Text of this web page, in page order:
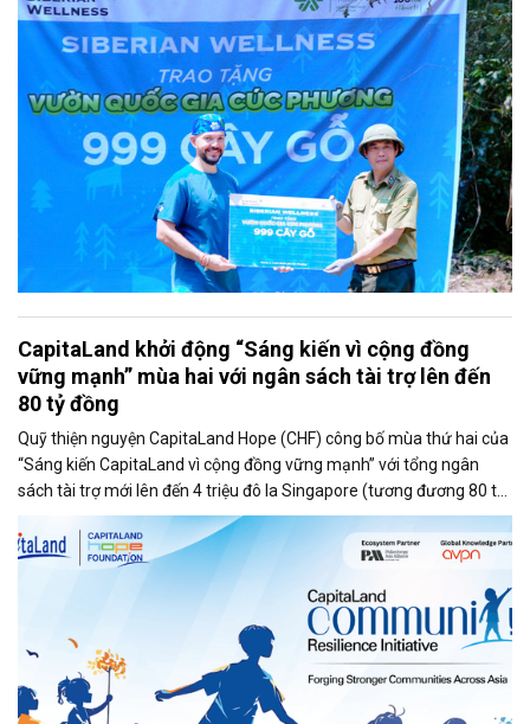
cầu Eco Project - Tái tạo 100 hecta rừng.
CapitaLand khởi động “Sáng kiến vì cộng đồng
vững mạnh” mùa hai với ngân sách tài trợ lên đến
80 tỷ đồng
Quỹ thiện nguyện CapitaLand Hope (CHF) công bố mùa thứ hai của
“Sáng kiến CapitaLand vì cộng đồng vững mạnh” với tổng ngân
sách tài trợ mới lên đến 4 triệu đô la Singapore (tương đương 80 tỷ
đồng, nhằm hỗ trợ nâng cao năng lực cho trẻ em và thanh thiếu
niên.